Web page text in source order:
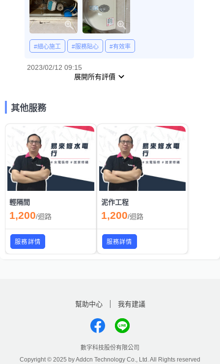
#細心施工 #服務貼心 #有效率
2023/02/12 09:15
展開所有評價
其他服務
輕隔間
1,200/迴路
服務詳情
泥作工程
1,200/迴路
服務詳情
幫助中心 我有建議
數字科技股份有限公司
Copyright © 2025 by Addcn Technology Co., Ltd. All Rights reserved